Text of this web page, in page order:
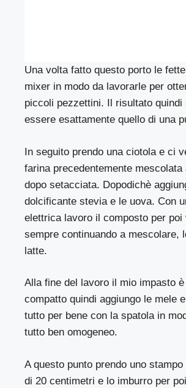
Una volta fatto questo porto le
mixer in modo da lavorarle per
piccoli pezzettini. Il risultato quindi
essere esattamente quello di una
In seguito prendo una ciotola e ci
farina precedentemente
dopo setacciata. Dopodichè
dolcificante stevia e le uova. Con
elettrica lavoro il composto per poi
sempre continuando a mescolare,
latte.
Alla fine del lavoro il mio impasto
compatto quindi aggiungo le mele
tutto per bene con la spatola in
tutto ben omogeneo.
A questo punto prendo uno
di 20 centimetri e lo imburro per